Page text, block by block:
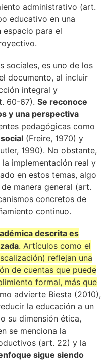
administrativo (art.
educativo en una
espacio para el
sociales, es uno de los
documento, al incluir
integral y
60-67). Se reconoce
y una perspectiva
pedagógicas como
(Freire, 1970) y
1990). No obstante,
implementación real y
en estos temas, algo
manera general (art.
concretos de
continuo.
descrita es
. Artículos como el
reflejan una
de cuentas que puede
formal, más que
advierte Biesta (2010),
la educación a un
su dimensión ética,
se menciona la
(art. 22) y la
sigue siendo